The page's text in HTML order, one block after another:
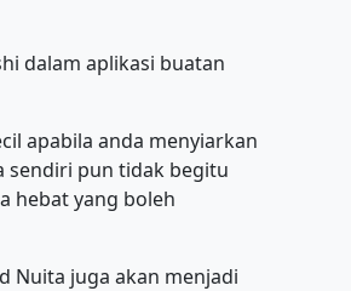
dalam aplikasi buatan
apabila anda menyiarkan
sendiri pun tidak begitu
hebat yang boleh
Nuita juga akan menjadi